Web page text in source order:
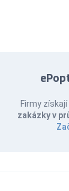
Firmy
zakázky v